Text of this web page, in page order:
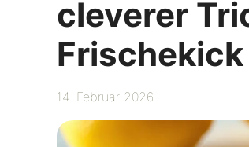
cleverer
Frischekick
14. Februar 2026